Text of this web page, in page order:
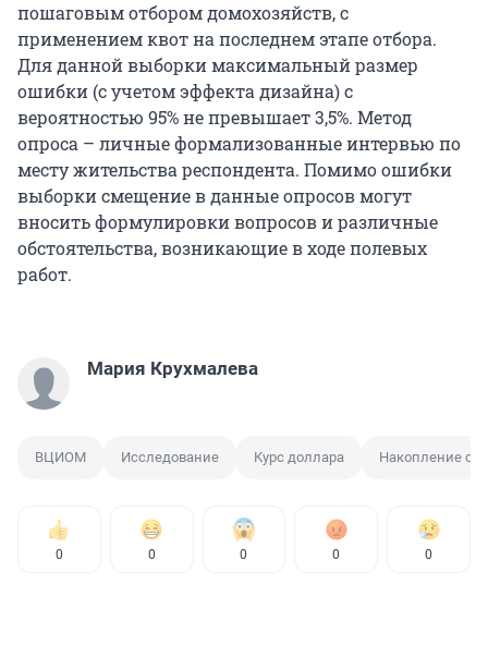
пошаговым отбором домохозяйств, с
применением квот на последнем этапе отбора.
Для данной выборки максимальный размер
ошибки (с учетом эффекта дизайна) с
вероятностью 95% не превышает 3,5%. Метод
опроса – личные формализованные интервью по
месту жительства респондента. Помимо ошибки
выборки смещение в данные опросов могут
вносить формулировки вопросов и различные
обстоятельства, возникающие в ходе полевых
работ.
Мария Крухмалева
ВЦИОМ Исследование Курс доллара Накопление
0 0 0 0 0